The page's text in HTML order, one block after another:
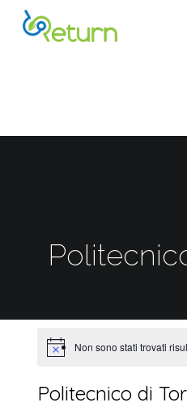
Non sono stati trovati
Politecnico di